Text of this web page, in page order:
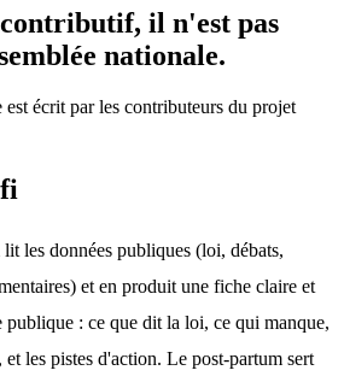
contributif, il n'est pas
nationale.
est écrit par les contributeurs du projet
les données publiques (loi, débats,
et en produit une fiche claire et
publique : ce que dit la loi, ce qui manque,
les pistes d'action. Le post-partum sert